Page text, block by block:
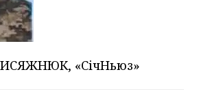
«СічНьюз»